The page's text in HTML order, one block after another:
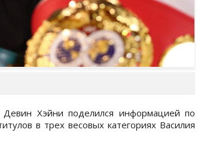
Хэйни поделился информацией по
в трех весовых категориях Василия